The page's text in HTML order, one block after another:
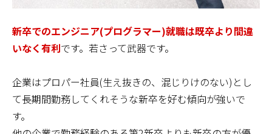
新卒でのエンジニア(プログラマー)就職は既卒より間違
いなく有利です。若さって武器です。
企業はプロパー社員(生え抜きの、混じりけのない)とし
て長期間勤務してくれそうな新卒を好む傾向が強いで
す。